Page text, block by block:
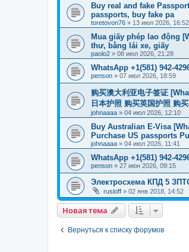
Buy real and fake
passports, buy fake pa
toretovon76 » 13 июл 2026, 16:52
Mua giấy phép lao động
thư, bằng lái xe, giấy
paolo2 » 08 июл 2026, 21:28
WhatsApp +1(581) 942-
penson » 07 июл 2026, 18:59
购买澳大利亚电子签证
日本护照 购买英国护照 购
johnaaaa » 04 июл 2026, 12:10
Buy Australian E-Visa
Purchase US passports
johnaaaa » 04 июл 2026, 11:41
WhatsApp +1(581) 942-
penson » 27 июн 2026, 09:15
Электросхема КПД 5
rusloff » 02 янв 2018, 14:52
Новая тема
Вернуться к списку форумов